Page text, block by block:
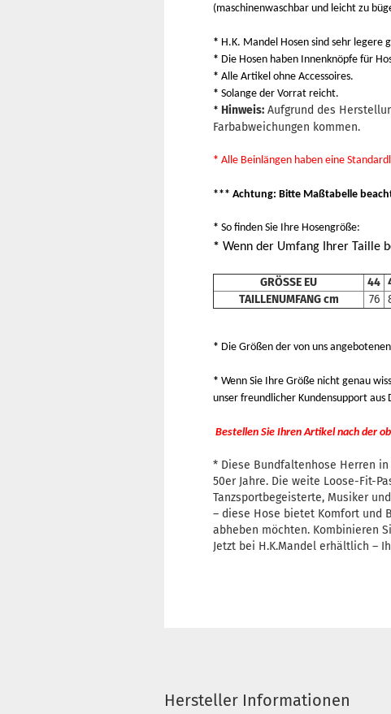
(maschinenwaschbar und leicht zu
* H.K. Mandel Hosen sind sehr legere
* Die Hosen haben Innenknöpfe für
* Alle Artikel ohne Accessoires.
* Solange der Vorrat reicht.
* Hinweis: Aufgrund des
Farbabweichungen kommen.
* Alle Beinlängen haben eine
*** Achtung: Bitte Maßtabelle
* So finden Sie Ihre Hosengröße:
* Wenn der Umfang Ihrer Taille
GRÖSSE EU 44
TAILLENUMFANG cm
76
* Die Größen der von uns
* Wenn Sie Ihre Größe nicht genau
unser freundlicher Kundensupport aus
Bestellen Sie Ihren Artikel nach der
* Diese Bundfaltenhose Herren
50er Jahre. Die weite Loose-Fit-
Tanzsportbegeisterte, Musiker
– diese Hose bietet Komfort und
abheben möchten. Kombinieren
Jetzt bei H.K.Mandel erhältlich –
Hersteller Informationen